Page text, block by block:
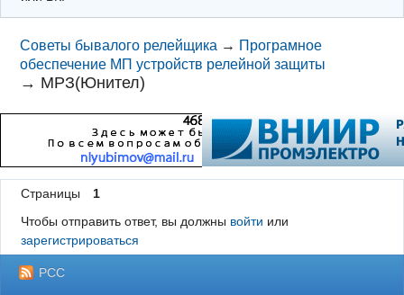
Советы бывалого релейщика → Програмное
обеспечение МП устройств релейной защиты
→ МРЗ(Юнител)
Страницы
1
Чтобы отправить ответ, вы должны войти или
зарегистрироваться
РСС